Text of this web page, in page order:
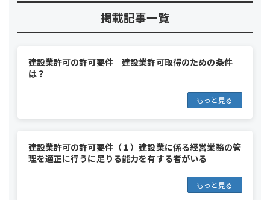
掲載記事一覧
建設業許可の許可要件 建設業許可取得のための条件
は？
もっと見る
建設業許可の許可要件（１）建設業に係る経営業務の管
理を適正に行うに足りる能力を有する者がいる
もっと見る